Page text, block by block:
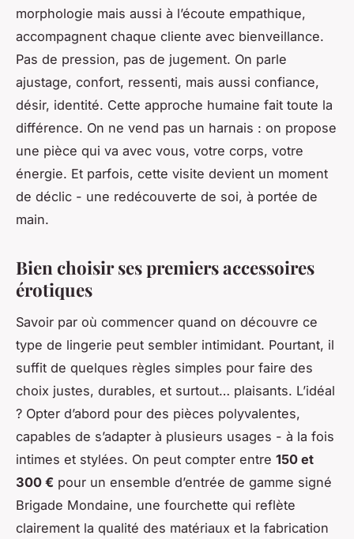
morphologie mais aussi à l’écoute empathique,
accompagnent chaque cliente avec bienveillance.
Pas de pression, pas de jugement. On parle
ajustage, confort, ressenti, mais aussi confiance,
désir, identité. Cette approche humaine fait toute la
différence. On ne vend pas un harnais : on propose
une pièce qui va avec vous, votre corps, votre
énergie. Et parfois, cette visite devient un moment
de déclic - une redécouverte de soi, à portée de
main.
Bien choisir ses premiers accessoires
érotiques
Savoir par où commencer quand on découvre ce
type de lingerie peut sembler intimidant. Pourtant, il
suffit de quelques règles simples pour faire des
choix justes, durables, et surtout… plaisants. L’idéal
? Opter d’abord pour des pièces polyvalentes,
capables de s’adapter à plusieurs usages - à la fois
intimes et stylées. On peut compter entre 150 et
300 € pour un ensemble d’entrée de gamme signé
Brigade Mondaine, une fourchette qui reflète
clairement la qualité des matériaux et la fabrication